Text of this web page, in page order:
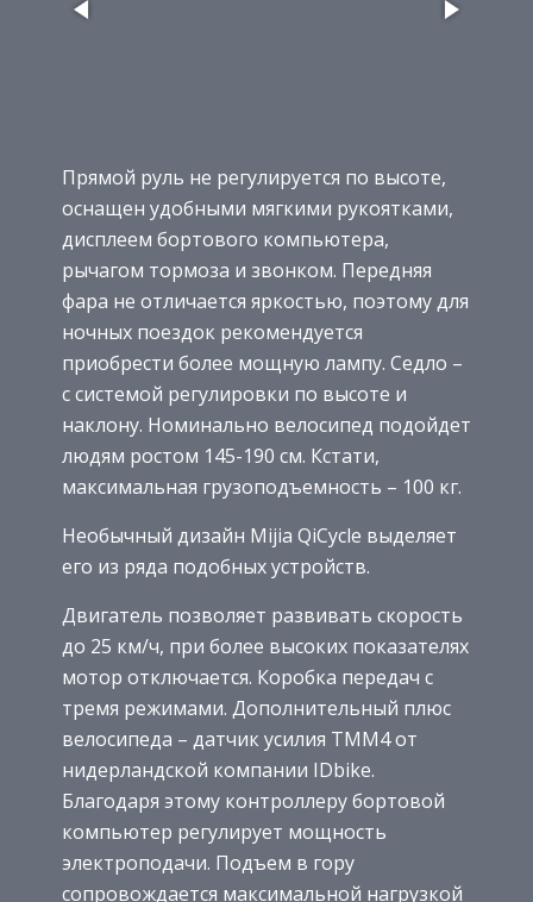
Прямой руль не регулируется по высоте,
оснащен удобными мягкими рукоятками,
дисплеем бортового компьютера,
рычагом тормоза и звонком. Передняя
фара не отличается яркостью, поэтому для
ночных поездок рекомендуется
приобрести более мощную лампу. Седло –
с системой регулировки по высоте и
наклону. Номинально велосипед подойдет
людям ростом 145-190 см. Кстати,
максимальная грузоподъемность – 100 кг.
Необычный дизайн Mijia QiCycle выделяет
его из ряда подобных устройств.
Двигатель позволяет развивать скорость
до 25 км/ч, при более высоких показателях
мотор отключается. Коробка передач с
тремя режимами. Дополнительный плюс
велосипеда – датчик усилия TMM4 от
нидерландской компании IDbike.
Благодаря этому контроллеру бортовой
компьютер регулирует мощность
электроподачи. Подъем в гору
сопровождается максимальной нагрузкой